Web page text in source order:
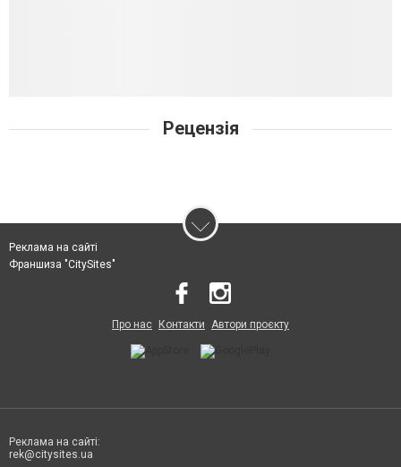
Рецензія
Реклама на сайті
Франшиза "CitySites"
Про нас Контакти Автори проєкту
Реклама на сайті:
rek@citysites.ua